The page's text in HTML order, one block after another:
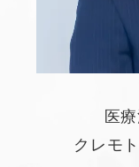
医
クレモ